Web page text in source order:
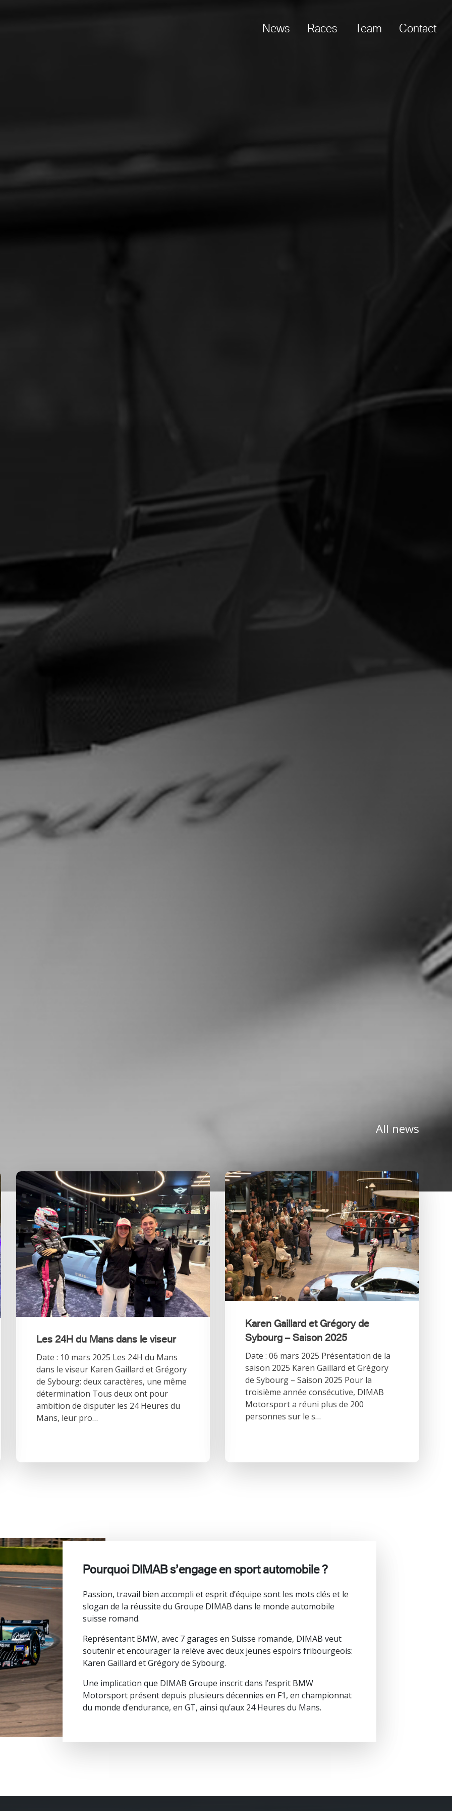
News Races Team Contact
All news
Les 24H du Mans dans le viseur
Date : 10 mars 2025 Les 24H du Mans
dans le viseur Karen Gaillard et Grégory
de Sybourg: deux caractères, une même
détermination Tous deux ont pour
ambition de disputer les 24 Heures du
Mans, leur pro…
Karen Gaillard et Grégory de
Sybourg – Saison 2025
Date : 06 mars 2025 Présentation de la
saison 2025 Karen Gaillard et Grégory
de Sybourg – Saison 2025 Pour la
troisième année consécutive, DIMAB
Motorsport a réuni plus de 200
personnes sur le s…
Pourquoi DIMAB s’engage en sport automobile ?
Passion, travail bien accompli et esprit d’équipe sont les mots clés et le
slogan de la réussite du Groupe DIMAB dans le monde automobile
suisse romand.
Représentant BMW, avec 7 garages en Suisse romande, DIMAB veut
soutenir et encourager la relève avec deux jeunes espoirs fribourgeois:
Karen Gaillard et Grégory de Sybourg.
Une implication que DIMAB Groupe inscrit dans l’esprit BMW
Motorsport présent depuis plusieurs décennies en F1, en championnat
du monde d’endurance, en GT, ainsi qu’aux 24 Heures du Mans.